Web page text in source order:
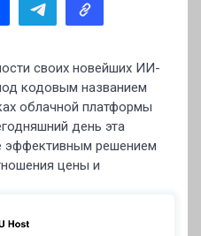
своих новейших ИИ-
кодовым названием
облачной платформы
день эта
эффективным решением
цены и